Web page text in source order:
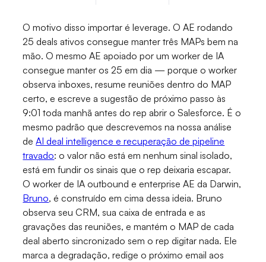
O motivo disso importar é leverage. O AE rodando
25 deals ativos consegue manter três MAPs bem na
mão. O mesmo AE apoiado por um worker de IA
consegue manter os 25 em dia — porque o worker
observa inboxes, resume reuniões dentro do MAP
certo, e escreve a sugestão de próximo passo às
9:01 toda manhã antes do rep abrir o Salesforce. É o
mesmo padrão que descrevemos na nossa análise
deAI deal intelligence e recuperação de pipeline
travado: o valor não está em nenhum sinal isolado,
está em fundir os sinais que o rep deixaria escapar.
O worker de IA outbound e enterprise AE da Darwin,
Bruno, é construído em cima dessa ideia. Bruno
observa seu CRM, sua caixa de entrada e as
gravações das reuniões, e mantém o MAP de cada
deal aberto sincronizado sem o rep digitar nada. Ele
marca a degradação, redige o próximo email aos